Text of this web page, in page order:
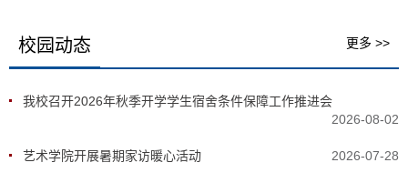
校园动态 更多 >>
我校召开2026年秋季开学学生宿舍条件保障工作推进会
2026-08-02
艺术学院开展暑期家访暖心活动 2026-07-28